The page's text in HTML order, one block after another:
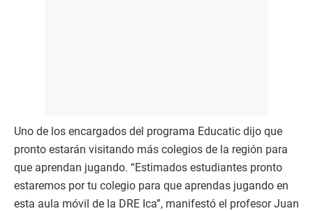
Uno de los encargados del programa Educatic dijo que
pronto estarán visitando más colegios de la región para
que aprendan jugando. “Estimados estudiantes pronto
estaremos por tu colegio para que aprendas jugando en
esta aula móvil de la DRE Ica”, manifestó el profesor Juan